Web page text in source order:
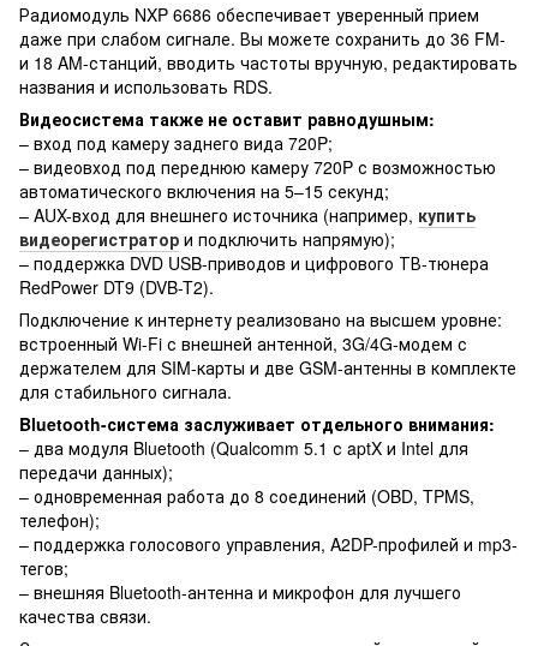
Радиомодуль NXP 6686 обеспечивает уверенный прием
даже при слабом сигнале. Вы можете сохранить до 36 FM-
и 18 AM-станций, вводить частоты вручную, редактировать
названия и использовать RDS.
Видеосистема также не оставит равнодушным:
– вход под камеру заднего вида 720P;
– видеовход под переднюю камеру 720P с возможностью
автоматического включения на 5–15 секунд;
– AUX-вход для внешнего источника (например, купить
видеорегистратор и подключить напрямую);
– поддержка DVD USB-приводов и цифрового ТВ-тюнера
RedPower DT9 (DVB-T2).
Подключение к интернету реализовано на высшем уровне:
встроенный Wi-Fi с внешней антенной, 3G/4G-модем с
держателем для SIM-карты и две GSM-антенны в комплекте
для стабильного сигнала.
Bluetooth-система заслуживает отдельного внимания:
– два модуля Bluetooth (Qualcomm 5.1 с aptX и Intel для
передачи данных);
– одновременная работа до 8 соединений (OBD, TPMS,
телефон);
– поддержка голосового управления, A2DP-профилей и mp3-
тегов;
– внешняя Bluetooth-антенна и микрофон для лучшего
качества связи.